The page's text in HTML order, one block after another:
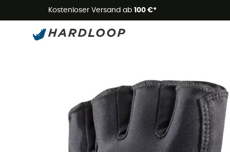
Kostenloser Versand ab 100 €*